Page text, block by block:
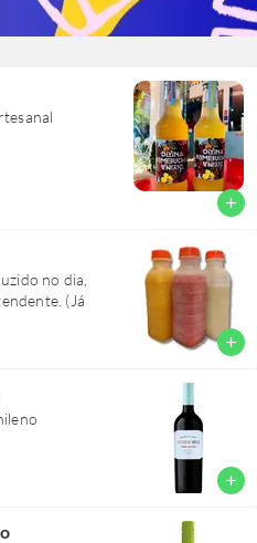
add
no dia,
(Já
add
add